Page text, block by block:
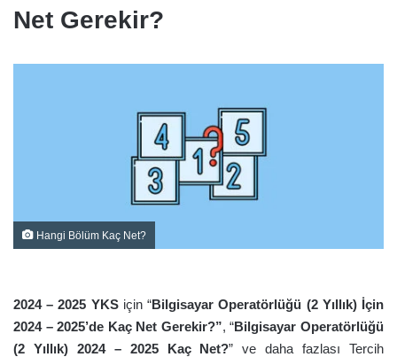
Net Gerekir?
Hangi Bölüm Kaç Net?
2024 – 2025 YKSiçin “Bilgisayar Operatörlüğü (2 Yıllık) İçin
2024 – 2025’de Kaç Net Gerekir?”, “Bilgisayar Operatörlüğü
(2 Yıllık) 2024 – 2025 Kaç Net?” ve daha fazlası Tercih